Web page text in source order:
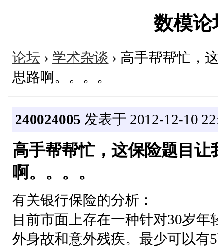
数模论
论坛 › 学术杂谈 › 高手帮帮忙，
思路啊。。。。
240024005 发表于 2012-12-10
高手帮帮忙，这保险题目
啊。。。。
有关银行保险的分析：
目前市面上存在一种针对30岁
外身故和意外残疾。最少可以有